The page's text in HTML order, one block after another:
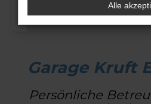
Garage Kruft
Persönliche
Alle